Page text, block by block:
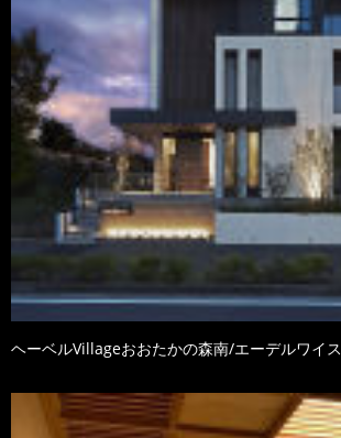
ヘーベルVillageおおたかの森南/エーデルワイス